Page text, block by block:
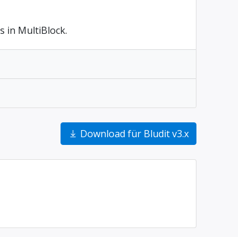
in MultiBlock.
Download für Bludit v3.x